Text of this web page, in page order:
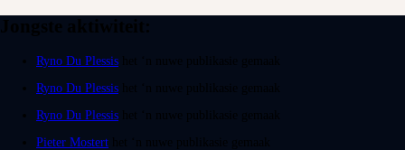
Ryno Du Plessis
Ryno Du Plessis
Ryno Du Plessis
Pieter Mostert